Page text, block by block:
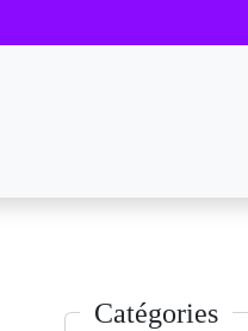
Catégories